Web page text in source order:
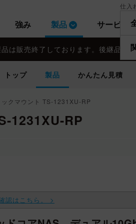
強み 製品 サービス
仕入
は販売終了しております。後継品・
トップ 製品 かんたん見積
クマウント TS-1231XU-RP
1231XU-RP
強み 製品 サービス
仕入
は販売終了しております。後継品・
トップ 製品 かんたん見積
認はこちら。 >